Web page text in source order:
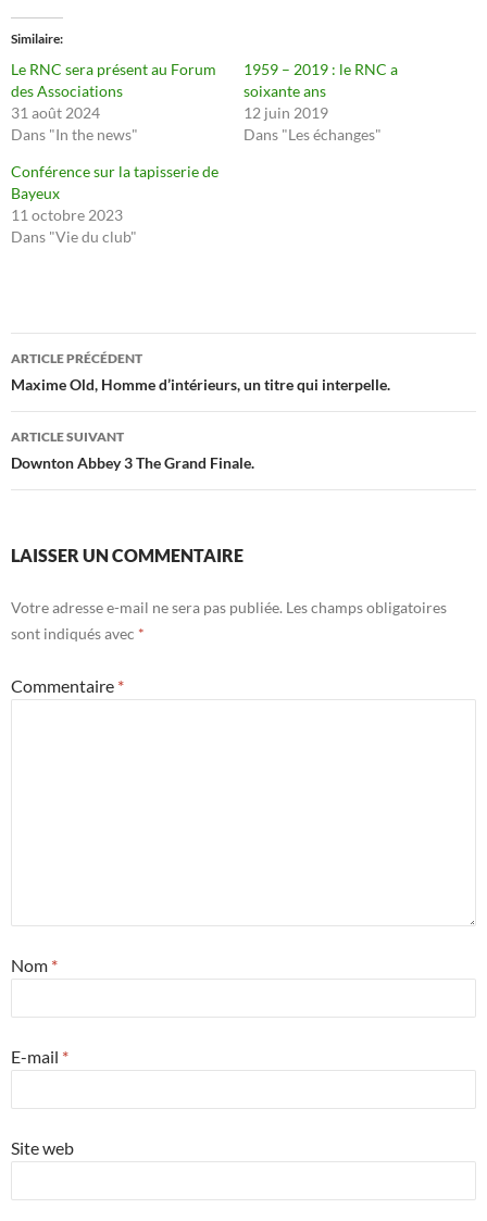
Similaire
Le RNC sera présent au Forum
des Associations
31 août 2024
Dans "In the news"
1959 – 2019 : le RNC a
soixante ans
12 juin 2019
Dans "Les échanges"
Conférence sur la tapisserie de
Bayeux
11 octobre 2023
Dans "Vie du club"
Navigation
des
articles
ARTICLE PRÉCÉDENT
Maxime Old, Homme d’intérieurs, un titre qui interpelle.
ARTICLE SUIVANT
Downton Abbey 3 The Grand Finale.
LAISSER UN COMMENTAIRE
Votre adresse e-mail ne sera pas publiée. Les champs obligatoires
sont indiqués avec *
Commentaire *
Nom *
E-mail *
Site web